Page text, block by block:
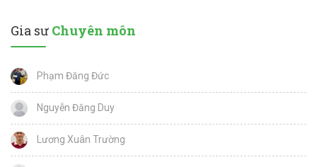
Gia sư Chuyên môn
Phạm Đăng Đức
Nguyễn Đăng Duy
Lương Xuân Trường